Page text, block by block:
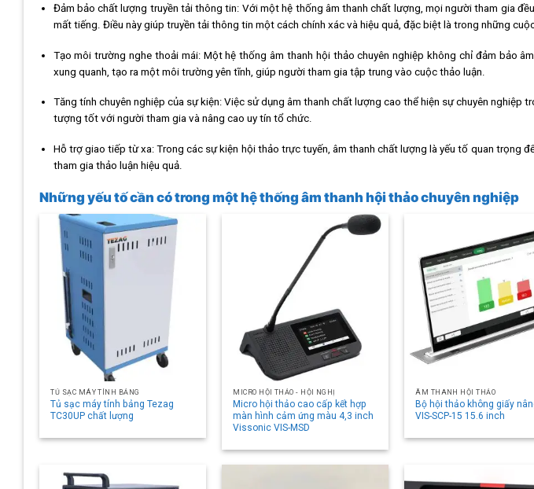
Đảm bảo chất lượng truyền tải thông tin: Với một hệ thống âm thanh chất lượng, mọi người tham gia
mất tiếng. Điều này giúp truyền tải thông tin một cách chính xác và hiệu quả, đặc biệt là trong những
Tạo môi trường nghe thoải mái: Một hệ thống âm thanh hội thảo chuyên nghiệp không chỉ đảm bảo
xung quanh, tạo ra một môi trường yên tĩnh, giúp người tham gia tập trung vào cuộc thảo luận.
Tăng tính chuyên nghiệp của sự kiện: Việc sử dụng âm thanh chất lượng cao thể hiện sự chuyên nghiệp
tượng tốt với người tham gia và nâng cao uy tín tổ chức.
Hỗ trợ giao tiếp từ xa: Trong các sự kiện hội thảo trực tuyến, âm thanh chất lượng là yếu tố quan trọng
tham gia thảo luận hiệu quả.
Những yếu tố cần có trong một hệ thống âm thanh hội thảo chuyên nghiệp
TỦ SẠC MÁY TÍNH BẢNG
Tủ sạc máy tính bảng Tezag
TC30UP chất lượng
MICRO HỘI THẢO - HỘI NGHỊ
Micro hội thảo cao cấp kết hợp
màn hình cảm ứng màu 4,3 inch
Vissonic VIS-MSD
ÂM THANH HỘI THẢO
Bộ hội thảo không giấy
VIS-SCP-15 15.6 inch